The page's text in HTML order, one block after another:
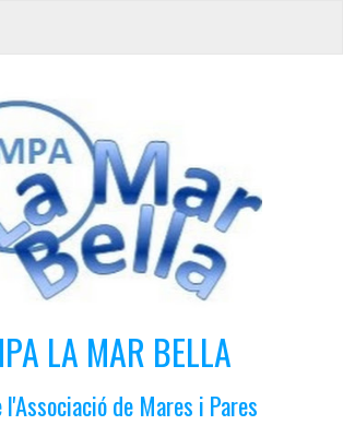
LA MAR BELLA
l'Associació de Mares i Pares